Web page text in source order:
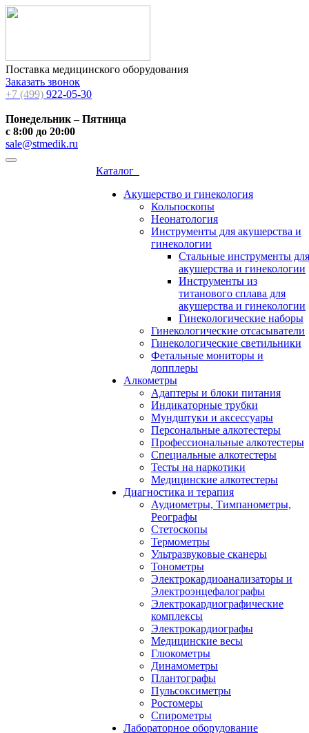
Поставка медицинского оборудования
Заказать звонок
+7 (499) 922-05-30
Понедельник – Пятница
с 8:00 до 20:00
sale@stmedik.ru
Каталог
Акушерство и гинекология
Кольпоскопы
Неонатология
Инструменты для акушерства и
гинекологии
Стальные инструменты для
акушерства и гинекологии
Инструменты из
титанового сплава для
акушерства и гинекологии
Гинекологические наборы
Гинекологические отсасыватели
Гинекологические светильники
Фетальные мониторы и
допплеры
Алкометры
Адаптеры и блоки питания
Индикаторные трубки
Мундштуки и аксессуары
Персональные алкотестеры
Профессиональные алкотестеры
Специальные алкотестеры
Тесты на наркотики
Медицинские алкотестеры
Диагностика и терапия
Аудиометры, Тимпанометры,
Реографы
Стетоскопы
Термометры
Ультразвуковые сканеры
Тонометры
Электрокардиоанализаторы и
Электроэнцефалографы
Электрокардиографические
комплексы
Электрокардиографы
Медицинские весы
Глюкометры
Динамометры
Плантографы
Пульсоксиметры
Ростомеры
Спирометры
Лабораторное оборудование